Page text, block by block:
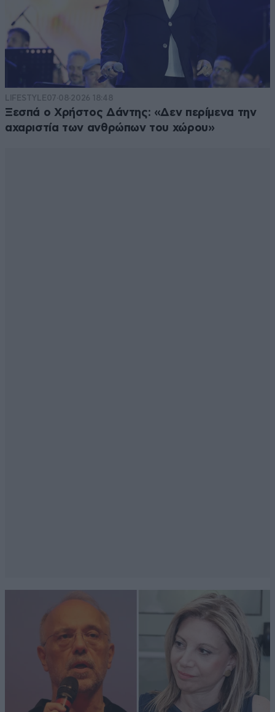
LIFESTYLE07·08·2026 18:48
Ξεσπά ο Χρήστος Δάντης: «Δεν περίμενα την
αχαριστία των ανθρώπων του χώρου»